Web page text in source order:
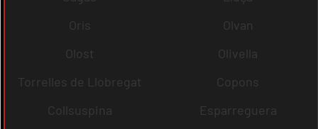
Orís
Olvan
Olost
Olivella
Torrelles de Llobregat
Copons
Collsuspina
Esparreguera